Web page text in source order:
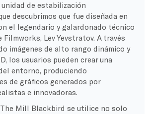
unidad de estabilización
descubrimos que fue diseñada en
el legendario y galardonado técnico
Filmworks, Lev Yevstratov. A través
imágenes de alto rango dinámico y
los usuarios pueden crear una
entorno, produciendo
de gráficos generados por
e innovadoras.
The Mill Blackbird se utilice no solo